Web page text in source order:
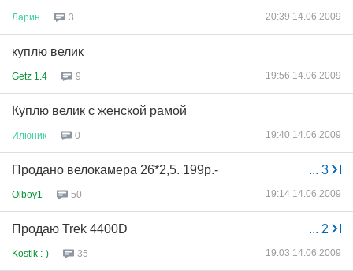
Ларин 3 20:39 14.06.2009
куплю велик
Getz 1.4 9 19:56 14.06.2009
Куплю велик с женской рамой
Илюник 0 19:40 14.06.2009
... 3
Продано велокамера 26*2,5. 199р.-
Olboy1 50 19:14 14.06.2009
... 2
Продаю Trek 4400D
Kostik :-) 35 19:03 14.06.2009